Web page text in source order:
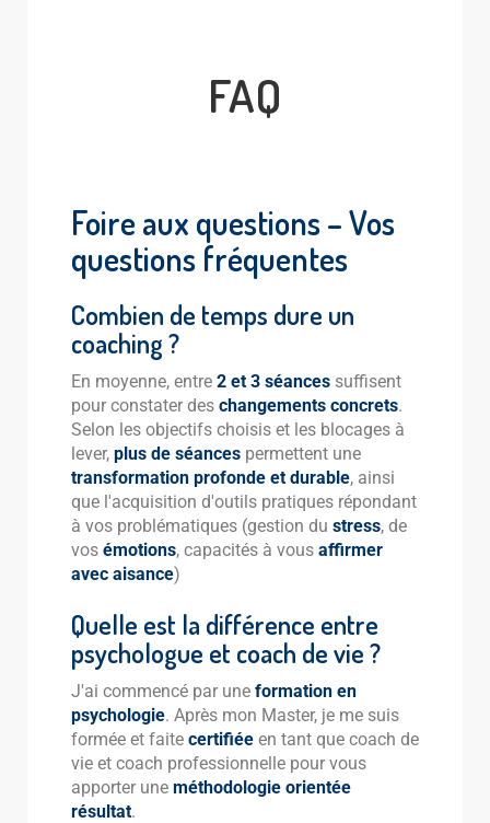
FAQ
Foire aux questions – Vos
questions fréquentes
Combien de temps dure un
coaching ?
En moyenne, entre 2 et 3 séances suffisent
pour constater des changements concrets.
Selon les objectifs choisis et les blocages à
lever, plus de séances permettent une
transformation profonde et durable, ainsi
que l'acquisition d'outils pratiques répondant
à vos problématiques (gestion du stress, de
vos émotions, capacités à vous affirmer
avec aisance)
Quelle est la différence entre
psychologue et coach de vie ?
J'ai commencé par une formation en
psychologie. Après mon Master, je me suis
formée et faite certifiée en tant que coach de
vie et coach professionnelle pour vous
apporter une méthodologie orientée
résultat.